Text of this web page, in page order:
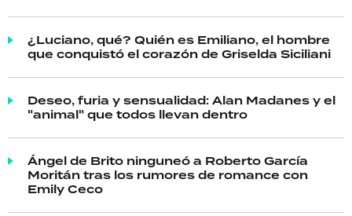
¿Luciano, qué? Quién es Emiliano, el hombre
que conquistó el corazón de Griselda Siciliani
Deseo, furia y sensualidad: Alan Madanes y el
"animal" que todos llevan dentro
Ángel de Brito ninguneó a Roberto García
Moritán tras los rumores de romance con
Emily Ceco